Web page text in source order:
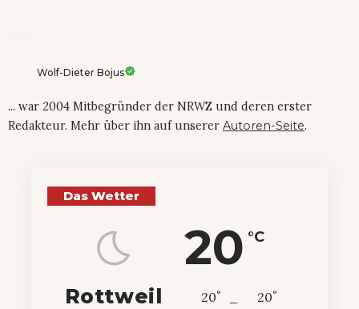
Wolf-Dieter Bojus
... war 2004 Mitbegründer der NRWZ und deren erster
Redakteur. Mehr über ihn auf unserer Autoren-Seite.
Das Wetter
20 °C
Rottweil 20° 20°